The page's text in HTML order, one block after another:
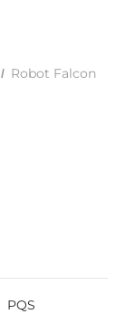
/ Robot Falcon
PQS